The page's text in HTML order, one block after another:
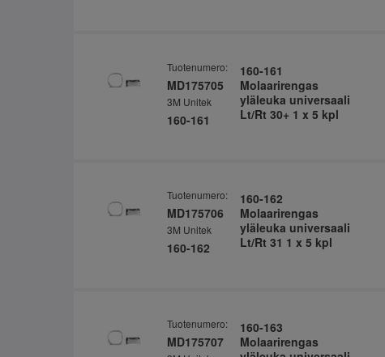
Tuotenumero:
MD175705
3M Unitek
160-161
160-161
Molaarirengas
yläleuka universaali
Lt/Rt 30+ 1 x 5 kpl
Tuotenumero:
MD175706
3M Unitek
160-162
160-162
Molaarirengas
yläleuka universaali
Lt/Rt 31 1 x 5 kpl
Tuotenumero:
MD175707
160-163
Molaarirengas